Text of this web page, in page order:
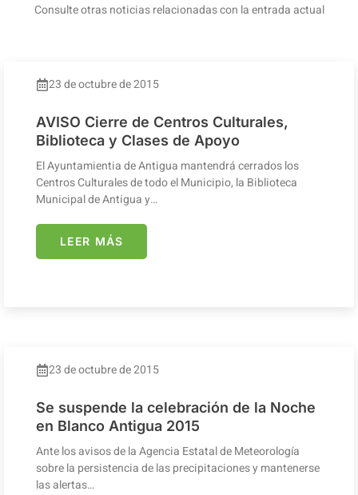
Consulte otras noticias relacionadas con la entrada actual
23 de octubre de 2015
AVISO Cierre de Centros Culturales,
Biblioteca y Clases de Apoyo
El Ayuntamientia de Antigua mantendrá cerrados los
Centros Culturales de todo el Municipio, la Biblioteca
Municipal de Antigua y…
LEER MÁS
23 de octubre de 2015
Se suspende la celebración de la Noche
en Blanco Antigua 2015
Ante los avisos de la Agencia Estatal de Meteorología
sobre la persistencia de las precipitaciones y mantenerse
las alertas…